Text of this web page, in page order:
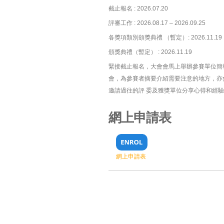
截止報名 : 2026.07.20
評審工作 : 2026.08.17 – 2026.09.25
各獎項類別頒獎典禮 （暫定）: 2026.11.19
頒獎典禮（暫定） : 2026.11.19
緊接截止報名，大會會馬上舉辦參賽單位簡
會，為參賽者摘要介紹需要注意的地方，亦
邀請過往的評 委及獲獎單位分享心得和經驗
網上申請表
網上申請表